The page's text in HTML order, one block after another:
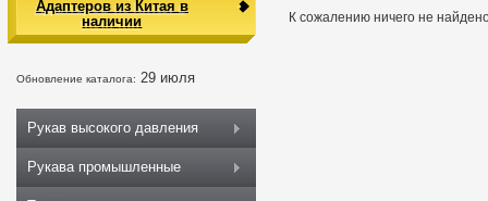
К сожалению ничего не
Адаптеров из Китая в
наличии
Обновление каталога: 29 июля
Рукав высокого давления
Рукава промышленные